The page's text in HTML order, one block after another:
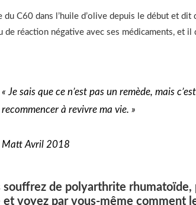
du C60 dans l’huile d’olive depuis le début et dit
de réaction négative avec ses médicaments, et
« Je sais que ce n’est pas un remède, mais
recommencer à revivre ma vie. »
Matt Avril 2018
souffrez de polyarthrite rhumatoïde,
et voyez par vous-même comment